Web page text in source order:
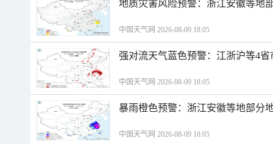
地质灾害风险预警：浙江安徽等地
中国天气网 2026-08-09 18:05
强对流天气蓝色预警：江浙沪等4
中国天气网 2026-08-09 18:05
暴雨橙色预警：浙江安徽等地部分
中国天气网 2026-08-09 18:05